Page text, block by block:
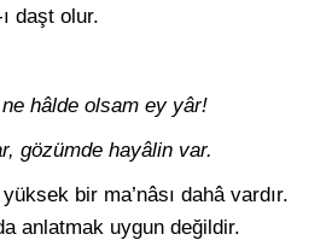
daşt olur.
hâlde olsam ey yâr!
gözümde hayâlin var.
bir ma’nâsı dahâ vardır.
anlatmak uygun değildir.